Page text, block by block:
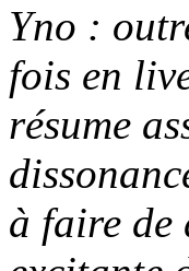
Yno :
fois en
résume
à faire de